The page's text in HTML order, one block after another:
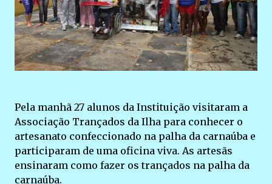
Pela manhã 27 alunos da Instituição visitaram a
Associação Trançados da Ilha para conhecer o
artesanato confeccionado na palha da carnaúba e
participaram de uma oficina viva. As artesãs
ensinaram como fazer os trançados na palha da
carnaúba.